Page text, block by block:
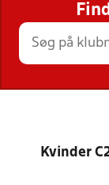
Kvinder